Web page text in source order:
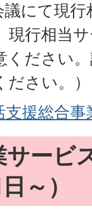
にて現
現行相当
ください
さい。）
支援総合
サービ
～）